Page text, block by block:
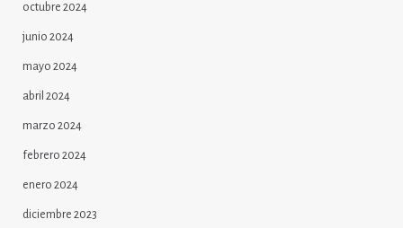
octubre 2024
junio 2024
mayo 2024
abril 2024
marzo 2024
febrero 2024
enero 2024
diciembre 2023